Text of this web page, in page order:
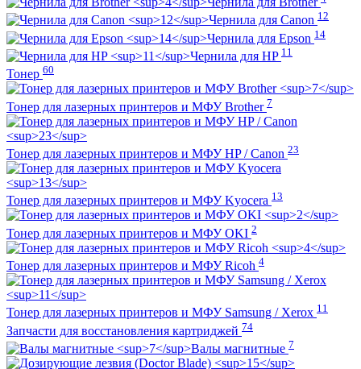
Чернила для Canon 12
Чернила для Epson 14
Чернила для HP 11
Тонер 60
Тонер для лазерных принтеров и МФУ Brother 7
Тонер для лазерных принтеров и МФУ HP / Canon 23
Тонер для лазерных принтеров и МФУ Kyocera 13
Тонер для лазерных принтеров и МФУ OKI 2
Тонер для лазерных принтеров и МФУ Ricoh 4
Тонер для лазерных принтеров и МФУ Samsung / Xerox 11
Запчасти для восстановления картриджей 74
Валы магнитные 7